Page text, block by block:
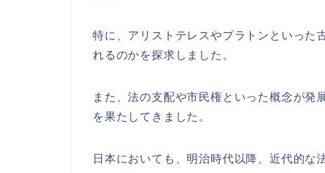
特に、アリストテレスやプラトンといった
れるのかを探求しました。
また、法の支配や市民権といった概念が発
を果たしてきました。
日本においても、明治時代以降、近代的な